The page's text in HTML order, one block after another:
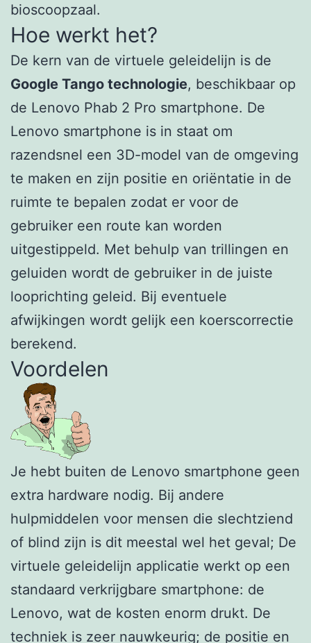
bioscoopzaal.
Hoe werkt het?
De kern van de virtuele geleidelijn is de
Google Tango technologie, beschikbaar op
de Lenovo Phab 2 Pro smartphone. De
Lenovo smartphone is in staat om
razendsnel een 3D-model van de omgeving
te maken en zijn positie en oriëntatie in de
ruimte te bepalen zodat er voor de
gebruiker een route kan worden
uitgestippeld. Met behulp van trillingen en
geluiden wordt de gebruiker in de juiste
looprichting geleid. Bij eventuele
afwijkingen wordt gelijk een koerscorrectie
berekend.
Voordelen
Je hebt buiten de Lenovo smartphone geen
extra hardware nodig. Bij andere
hulpmiddelen voor mensen die slechtziend
of blind zijn is dit meestal wel het geval; De
virtuele geleidelijn applicatie werkt op een
standaard verkrijgbare smartphone: de
Lenovo, wat de kosten enorm drukt. De
techniek is zeer nauwkeurig; de positie en